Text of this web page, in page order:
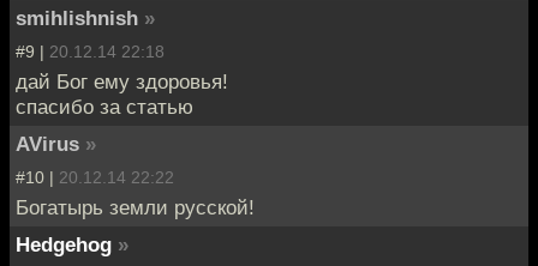
smihlishnish »
#9 | 20.12.14 22:18
дай Бог ему здоровья!
спасибо за статью
AVirus »
#10 | 20.12.14 22:22
Богатырь земли русской!
Hedgehog »